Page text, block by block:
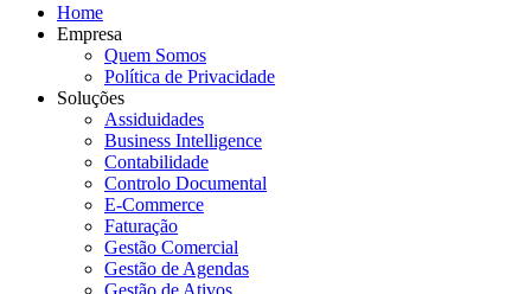
Home
Empresa
Quem Somos
Política de Privacidade
Soluções
Assiduidades
Business Intelligence
Contabilidade
Controlo Documental
E-Commerce
Faturação
Gestão Comercial
Gestão de Agendas
Gestão de Ativos